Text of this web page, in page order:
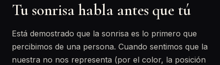
Tu sonrisa habla antes que tú
Está demostrado que la sonrisa es lo primero que
percibimos de una persona. Cuando sentimos que la
nuestra no nos representa (por el color, la posición